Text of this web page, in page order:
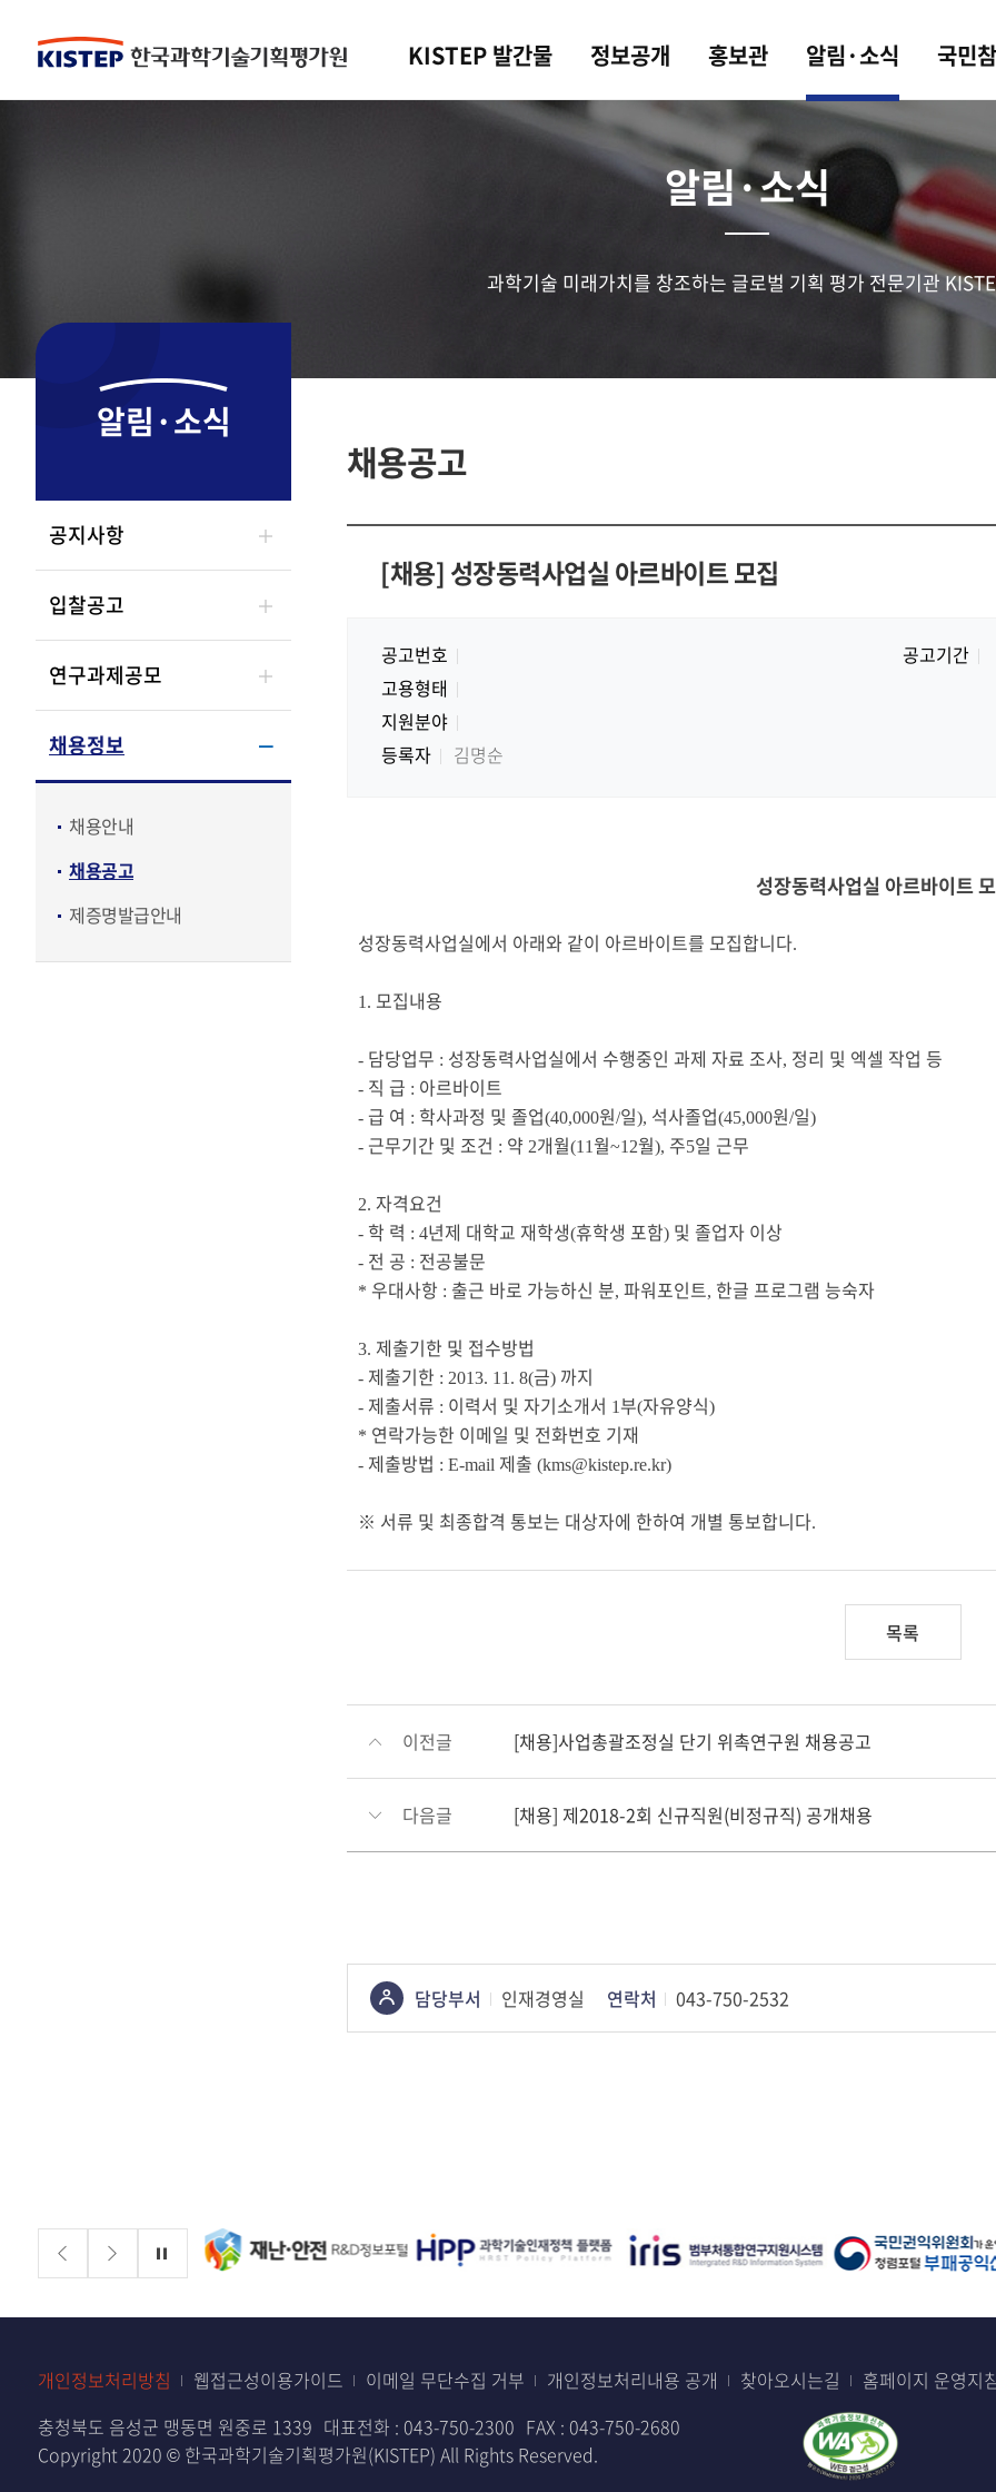
KISTEP 발간물 정보공개 홍보관 알림·소식 국민
알림·소식
과학기술 미래가치를 창조하는 글로벌 기획 평가 전문기관
알림·소식
공지사항
입찰공고
연구과제공모
채용정보
채용안내
채용공고
제증명발급안내
채용공고
[채용] 성장동력사업실 아르바이트 모집
공고번호 공고기간
고용형태
지원분야
등록자
김명순
성장동력사업실 아르바이트
성장동력사업실에서 아래와 같이 아르바이트를 모집합니다.
1. 모집내용
- 담당업무 : 성장동력사업실에서 수행중인 과제 자료 조사, 정리 및 엑셀 작업 등
- 직 급 : 아르바이트
- 급 여 : 학사과정 및 졸업(40,000원/일), 석사졸업(45,000원/일)
- 근무기간 및 조건 : 약 2개월(11 월~12월), 주5일 근무
2. 자격요건
- 학 력 : 4년제 대학교 재학생(휴학생 포함) 및 졸업자 이상
- 전 공 : 전공불문
* 우대사항 : 출근 바로 가능하신 분, 파워포인트, 한글 프로그램 능숙자
3. 제출기한 및 접수방법
- 제출기한 : 2013. 11. 8(금) 까지
- 제출서류 : 이력서 및 자기소개서 1 부(자유양식)
* 연락가능한 이메일 및 전화번호 기재
- 제출방법 : E-mail 제출 (kms@kistep.re.kr)
※ 서류 및 최종합격 통보는 대상자에 한하여 개별 통보합니다.
목록
이전글 [채용]사업총괄조정실 단기 위촉연구원 채용공고
다음글 [채용] 제2018-2회 신규직원(비정규직) 공개채용
콘텐츠
정보책임자
담당부서 인재경영실 연락처 043-750-2532
배너존 정지
개인정보처리방침 웹접근성이용가이드 이메일 무단수집 거부 개인정보처리내용 공개 찾아오시는길 홈페이지 운영지
충청북도 음성군 맹동면 원중로 1339 대표전화 : 043-750-2300 FAX : 043-750-2680
Copyright 2020 © 한국과학기술기획평가원(KISTEP) All Rights Reserved.